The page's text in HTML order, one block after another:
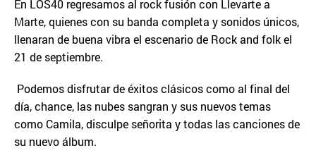
En LOS40 regresamos al rock fusión con Llevarte a
Marte, quienes con su banda completa y sonidos únicos,
llenaran de buena vibra el escenario de Rock and folk el
21 de septiembre.
Podemos disfrutar de éxitos clásicos como al final del
día, chance, las nubes sangran y sus nuevos temas
como Camila, disculpe señorita y todas las canciones de
su nuevo álbum.